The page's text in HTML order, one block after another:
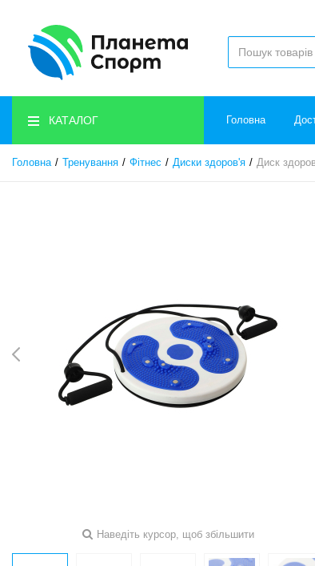
КАТАЛОГ Головна
Головна Тренування Фітнес Диски здоров'я Диск
Наведіть курсор, щоб збільшити